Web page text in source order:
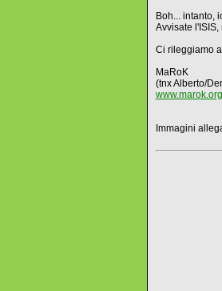
Boh... intanto,
Avvisate
Ci rileggiamo
MaRoK
(tnx Alberto/
www.marok.org
Immagini